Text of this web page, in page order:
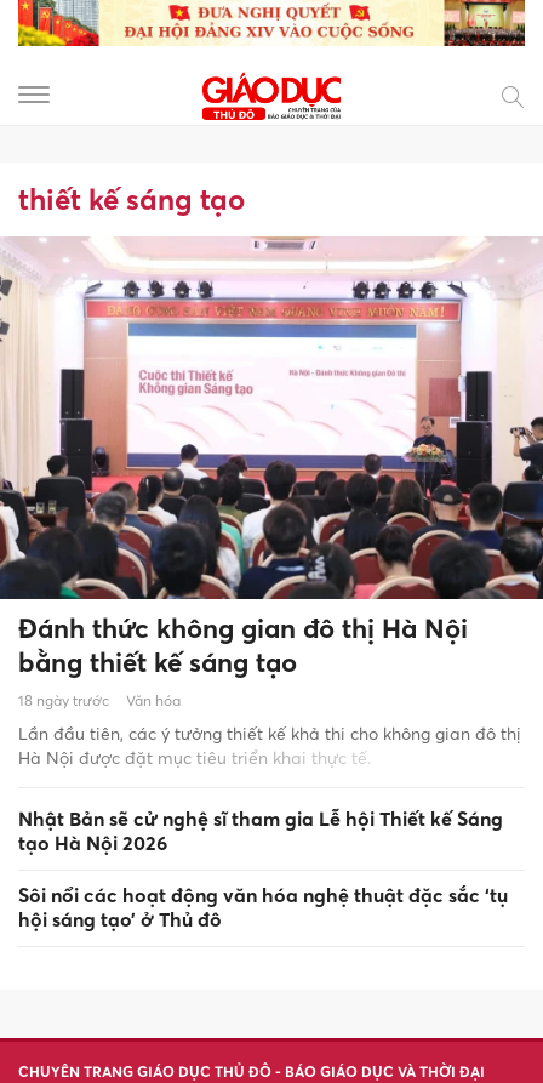
thiết kế sáng tạo
Đánh thức không gian đô thị Hà Nội
bằng thiết kế sáng tạo
18 ngày trước Văn hóa
Lần đầu tiên, các ý tưởng thiết kế khả thi cho không gian đô thị
Hà Nội được đặt mục tiêu triển khai thực tế.
Nhật Bản sẽ cử nghệ sĩ tham gia Lễ hội Thiết kế Sáng
tạo Hà Nội 2026
Sôi nổi các hoạt động văn hóa nghệ thuật đặc sắc ‘tụ
hội sáng tạo’ ở Thủ đô
CHUYÊN TRANG GIÁO DỤC THỦ ĐÔ - BÁO GIÁO DỤC VÀ THỜI ĐẠI